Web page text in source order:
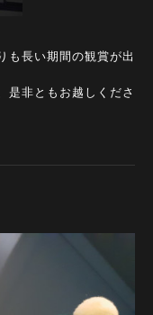
も長い期間の観賞が出
是非ともお越しくださ